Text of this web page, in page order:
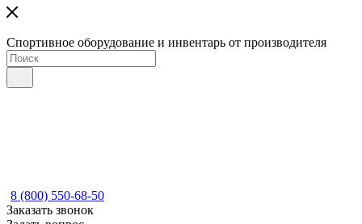
Спортивное оборудование и инвентарь от производителя
8 (800) 550-68-50
Заказать звонок